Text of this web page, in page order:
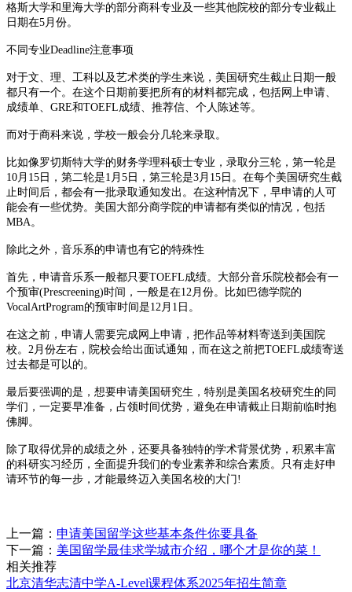
格斯大学和里海大学的部分商科专业及一些其他院校的部分专业截止
日期在5月份。
不同专业Deadline注意事项
对于文、理、工科以及艺术类的学生来说，美国研究生截止日期一般
都只有一个。在这个日期前要把所有的材料都完成，包括网上申请、
成绩单、GRE和TOEFL成绩、推荐信、个人陈述等。
而对于商科来说，学校一般会分几轮来录取。
比如像罗切斯特大学的财务学理科硕士专业，录取分三轮，第一轮是
10月15日，第二轮是1月5日，第三轮是3月15日。在每个美国研究生截
止时间后，都会有一批录取通知发出。在这种情况下，早申请的人可
能会有一些优势。美国大部分商学院的申请都有类似的情况，包括
MBA。
除此之外，音乐系的申请也有它的特殊性
首先，申请音乐系一般都只要TOEFL成绩。大部分音乐院校都会有一
个预审(Prescreening)时间，一般是在12月份。比如巴德学院的
VocalArtProgram的预审时间是12月1日。
在这之前，申请人需要完成网上申请，把作品等材料寄送到美国院
校。2月份左右，院校会给出面试通知，而在这之前把TOEFL成绩寄送
过去都是可以的。
最后要强调的是，想要申请美国研究生，特别是美国名校研究生的同
学们，一定要早准备，占领时间优势，避免在申请截止日期前临时抱
佛脚。
除了取得优异的成绩之外，还要具备独特的学术背景优势，积累丰富
的科研实习经历，全面提升我们的专业素养和综合素质。只有走好申
请环节的每一步，才能最终迈入美国名校的大门!
上一篇： 申请美国留学这些基本条件你要具备
下一篇： 美国留学最佳求学城市介绍，哪个才是你的菜！
相关推荐
北京清华志清中学A-Level课程体系2025年招生简章